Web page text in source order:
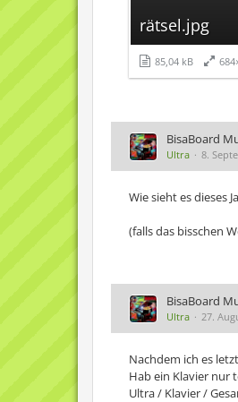
rätsel.jpg
85,04 kB
BisaBoard
Ultra 8.
Wie sieht es dieses
(falls das bisschen
BisaBoard
Ultra 27.
Nachdem ich es
Hab ein Klavier nur
Ultra / Klavier /